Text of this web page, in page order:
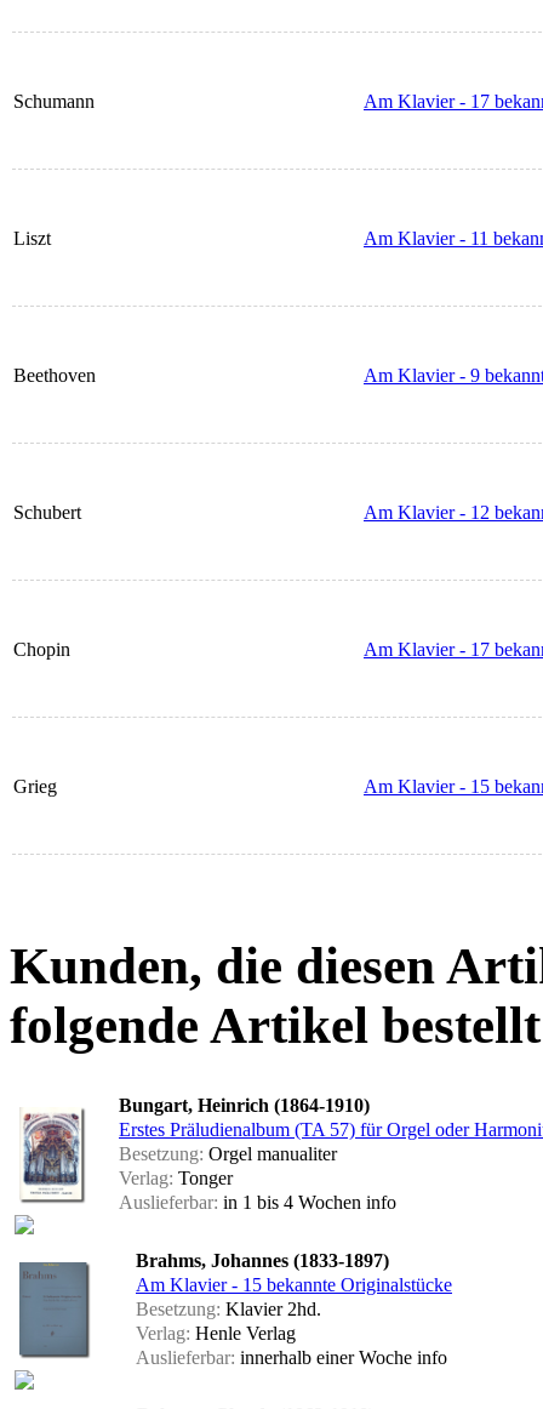
Schumann Am Klavier - 17
Liszt Am Klavier - 11
Beethoven Am Klavier - 9
Schubert Am Klavier - 12
Chopin Am Klavier - 17
Grieg Am Klavier - 15
Kunden, die diesen
folgende Artikel
Bungart, Heinrich (1864-1910)
Erstes Präludienalbum (TA 57) für Orgel oder
Besetzung: Orgel manualiter
Verlag: Tonger
Auslieferbar: in 1 bis 4 Wochen info
Brahms, Johannes (1833-1897)
Am Klavier - 15 bekannte Originalstücke
Besetzung: Klavier 2hd.
Verlag: Henle Verlag
Auslieferbar: innerhalb einer Woche info